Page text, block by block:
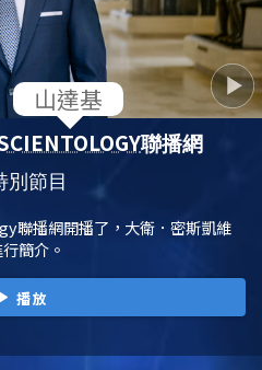
聯播網
別節目
聯播網開播了，大衛．密斯凱維
簡介。
播放